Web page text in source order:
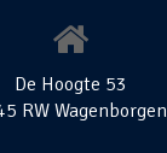
De Hoogte 53
RW Wagenborgen